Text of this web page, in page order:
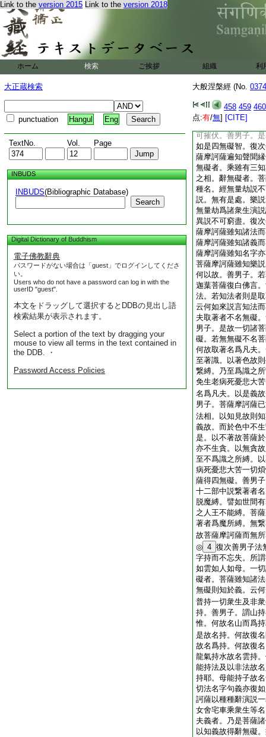
Link to the version 2015 Link to the version 2018
ホーム 検索 ご挨拶 組織 利
大正蔵検索
punctuation Hangul Eng
TextNo. Vol. Page
INBUDS
INBUDS(Bibliographic Database)
Search
Digital Dictionary of Buddhism
電子佛教辭典
パスワードがない場合は「guest」でログインしてくださ
い。
Users who do not have a password can log in with the
userID "guest".
本文をドラッグして選択するとDDBの見出し語
検索結果が表示されます。
Select a portion of the text by dragging your
mouse to view all terms in the text contained in
the DDB. ・
Password Access Policies
大般涅槃經 (No.
458 459 460
点:有/無] [CITE]
大般涅槃經卷第十七
北涼天竺三藏曇
梵行品第八之三
如是知得四無礙。
説無礙。法無礙者
礙者。知一切法所
字而爲作義。辭無
論世辯論。樂説無
所演説無有障礙。
可摧伏。善男子。
如是四無礙智。復
薩摩訶薩遍知聲聞
無礙者。乘雖有三
之相。辭無礙者。
種名。經無量劫説
説。無有是處。樂
無量劫爲諸衆生演
異説不可窮盡。復
薩摩訶薩雖知諸法
薩摩訶薩雖知諸義
薩摩訶薩雖知名字
菩薩摩訶薩雖知樂
何以故。善男子。
迦葉菩薩復白佛言
法。若知法者則是
云何如來説言知法
夫取著者不名無礙
男子。是故一切諸
礙。若無無礙不名
何故取著名爲凡夫
至著識。以著色故
繋縛。乃至爲識之
免生老病死憂悲大
名爲凡夫。以是義
男子。菩薩摩訶薩
法相。以知見故則
義故。而於色中不
是。以不著故菩薩
亦不生貪。以無貪
至不爲識之所縛。
病死憂悲大苦一切
薩得四無礙。善男
十二部中説繋著者
脱魔縛。譬如世間
之人王不能縛。菩
著者爲魔所縛。無
故菩薩摩訶薩而無
◎ 4 復次善男子法
字持而不忘失。所
如雲如人如母。一
礙者。菩薩雖知諸
無礙則知於義。云
普持一切衆生及非
持。善男子。謂山
惟。何故名山而爲
是故名持。何故復
故名爲持。何故復
龍氣持水故名雲持
能持法及以非法故
持耶。母能持子故
切法名字句義亦復
訶薩以種種辭演説
女舍宅車乘衆生等
夫義者。乃是菩薩
以知義故得辭無礙